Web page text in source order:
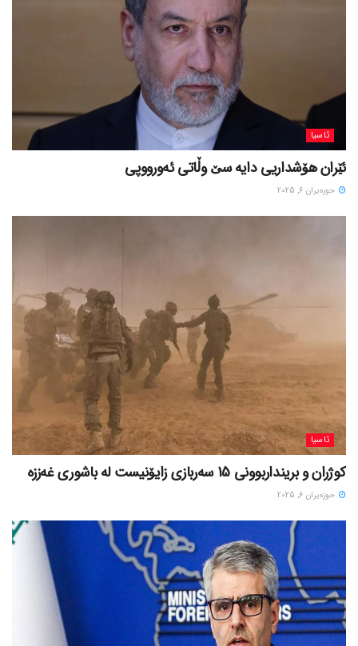
ئاسیا
ئێران هۆشداریی دایە سێ وڵاتی ئەورووپی
حوزه‌یران 6, 2025
ئاسیا
کوژران و برینداربوونی 15 سەربازی زایۆنیست لە باشوری غەززە
حوزه‌یران 6, 2025